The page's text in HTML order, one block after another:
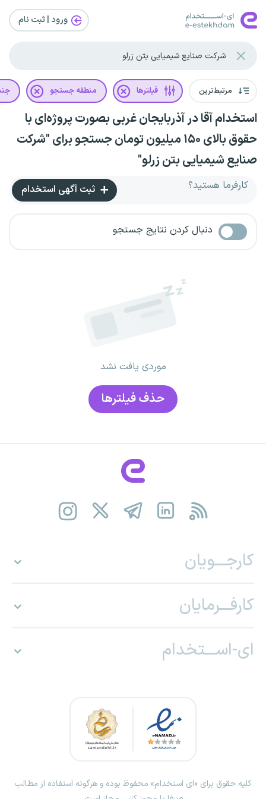
ورود | ثبت‌ نام
مرتبط‌ترین فیلترها منطقه جستجو
استخدام آقا در آذربایجان غربی بصورت پروژه‌ای با
حقوق بالای ۱۵۰ میلیون تومان جستجو برای "شرکت
صنایع شیمیایی بتن زرلو"
کارفرما هستید؟ ثبت آگهی استخدام
دنبال کردن نتایج جستجو
موردی یافت نشد
حذف فیلتر‌ها
کارجـــویان
کارفـــرمایان
ای-اســـتخدام
کلیه حقوق برای «ای استخدام» محفوظ بوده و هرگونه استفاده از مطالب